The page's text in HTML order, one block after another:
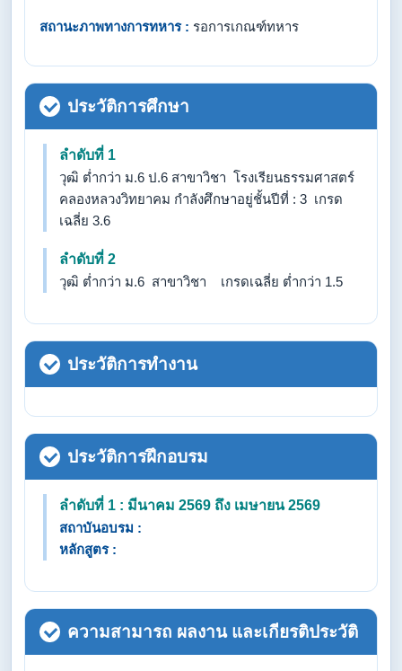
สถานะภาพทางการทหาร : รอการเกณฑ์ทหาร
ประวัติการศึกษา
ลำดับที่ 1
วุฒิ ต่ำกว่า ม.6 ป.6 สาขาวิชา โรงเรียนธรรมศาสตร์
คลองหลวงวิทยาคม กำลังศึกษาอยู่ชั้นปีที่ : 3 เกรด
เฉลี่ย 3.6
ลำดับที่ 2
วุฒิ ต่ำกว่า ม.6 สาขาวิชา เกรดเฉลี่ย ต่ำกว่า 1.5
ประวัติการทำงาน
ประวัติการฝึกอบรม
ลำดับที่ 1 : มีนาคม 2569 ถึง เมษายน 2569
สถาบันอบรม :
หลักสูตร :
ความสามารถ ผลงาน และเกียรติประวัติ